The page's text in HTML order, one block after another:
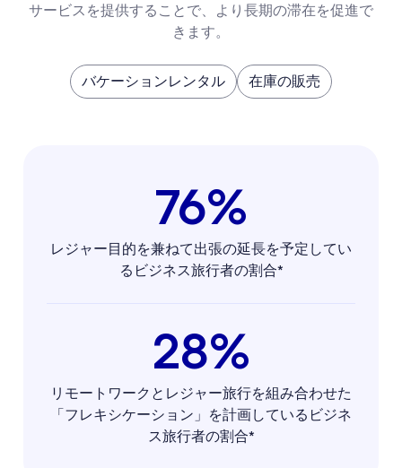
サービスを提供することで、より長期の滞在を促進で
きます。
バケーションレンタル 在庫の販売
76%
レジャー目的を兼ねて出張の延長を予定してい
るビジネス旅行者の割合*
28%
リモートワークとレジャー旅行を組み合わせた
「フレキシケーション」を計画しているビジネ
ス旅行者の割合*